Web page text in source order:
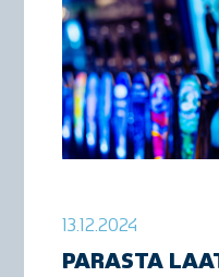
13.12.2024
PARASTA